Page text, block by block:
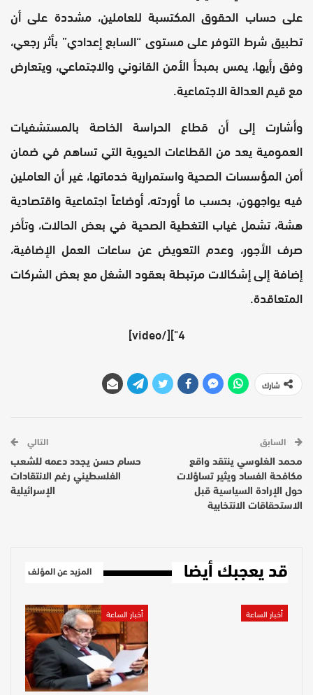
على حساب الحقوق المكتسبة للعاملين، مشددة على أن
تطبيق شرط التوفر على مستوى “السابع إعدادي” بأثر رجعي،
وفق رأيها، يمس بمبدأ الأمن القانوني والاجتماعي، ويتعارض
مع قيم العدالة الاجتماعية.
وأشارت إلى أن قطاع الحراسة الخاصة بالمستشفيات
العمومية يعد من القطاعات الحيوية التي تساهم في ضمان
أمن المؤسسات الصحية واستمرارية خدماتها، غير أن العاملين
فيه يواجهون، بحسب ما أوردته، أوضاعاً اجتماعية واقتصادية
هشة، تشمل غياب التغطية الصحية في بعض الحالات، وتأخر
صرف الأجور، وعدم التعويض عن ساعات العمل الإضافية،
إضافة إلى إشكالات مرتبطة بعقود الشغل مع بعض الشركات
المتعاقدة.
4"][/video]
شارك
السابق
محمد الغلوسي ينتقد واقع
مكافحة الفساد ويثير تساؤلات
حول الإرادة السياسية قبل
الاستحقاقات الانتخابية
التالي
حسام حسن يجدد دعمه للشعب
الفلسطيني رغم الانتقادات
الإسرائيلية
قد يعجبك أيضا المزيد عن المؤلف
أخبار الساعة أخبار الساعة